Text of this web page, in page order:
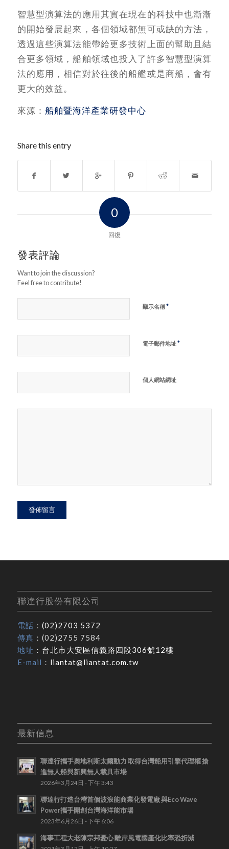
智慧型演算法的應用其實在現在的科技中也漸漸
的開始發展起來，各個領域都無可或缺的方法，
透過這些演算法能帶給更多技術上面的幫助且結
合更多領域，船舶領域也投入了許多智慧型演算
法的應用，相信對於往後的船艦或是商船，會有
更大的效益。
來源： 船舶暨海洋產業研發中心
Share this entry
0
回復
發表評論
Want to join the discussion?
Feel free to contribute!
顯示名稱*
電子郵件地址*
個人網站網址
聯達行股份有限公司
電話 ： (02)2703 5372
傳真 ：(02)2755 7584
地址 ： 台北市大安區信義路四段306號12樓
E-mail ： liantat@liantat.com.tw
最新信息
聯達行攜手奧地利斯太爾動力 取得台灣船用引擎代理權 搶
進無人船與新興無人載具市場
2026年3月24日 - 下午 3:43
聯達行打造台灣首個波浪能商業化發電廠 與Eco Wave
Power攜手開創台灣海洋能市場
2023年6月26日 - 下午 6:06
海事工程大老陳宗邦憂心 離岸風電國產化比率恐折減